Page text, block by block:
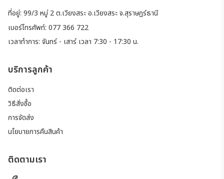
ที่อยู่: 99/3 หมู่ 2 ต.เวียงสระ อ.เวียงสระ จ.สุราษฎร์ธานี
เบอร์โทรศัพท์: 077 366 722
เวลาทำการ: จันทร์ - เสาร์ เวลา 7:30 - 17:30 น.
บริการลูกค้า
ติดต่อเรา
วิธีสั่งซื้อ
การจัดส่ง
นโยบายการคืนสินค้า
ติดตามเรา